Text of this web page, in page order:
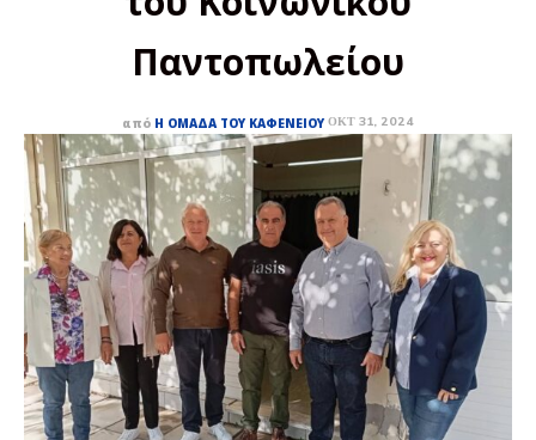
Παντοπωλείου
από Η ΟΜΆΔΑ ΤΟΥ ΚΑΦΕΝΕΊΟΥ ΟΚΤ 31, 2024